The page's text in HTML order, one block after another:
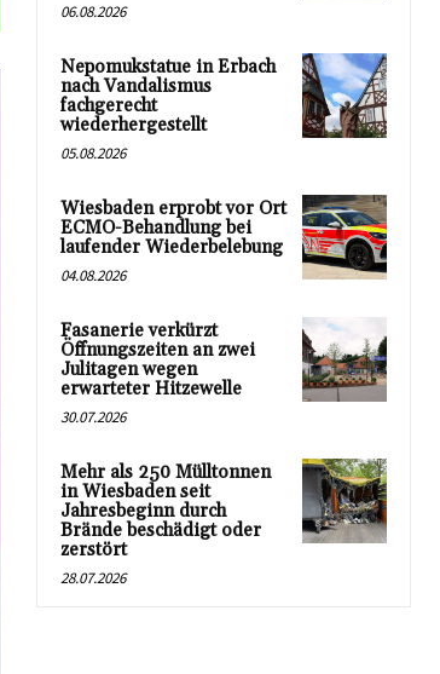
06.08.2026
Nepomukstatue in Erbach
nach Vandalismus
fachgerecht
wiederhergestellt
05.08.2026
Wiesbaden erprobt vor Ort
ECMO-Behandlung bei
laufender Wiederbelebung
04.08.2026
Fasanerie verkürzt
Öffnungszeiten an zwei
Julitagen wegen
erwarteter Hitzewelle
30.07.2026
Mehr als 250 Mülltonnen
in Wiesbaden seit
Jahresbeginn durch
Brände beschädigt oder
zerstört
28.07.2026